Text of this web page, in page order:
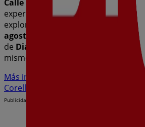
Calle Santa Bárbara, 38
para
experiencia de compra completa. Te
explorar las promociones que
agosto
y mantenerte informado de
de Dia
. ¡Visítanos y
mismo!
Más información de Dia
Ver otras
Corella
Publicidad